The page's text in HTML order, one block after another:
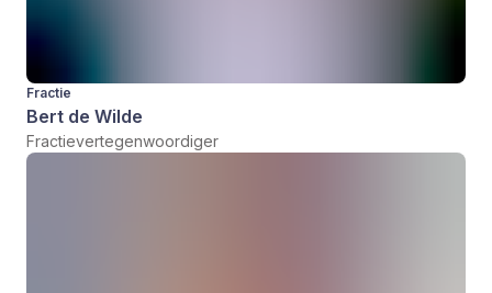
Fractie
Bert de Wilde
Fractievertegenwoordiger